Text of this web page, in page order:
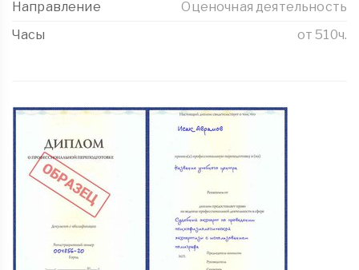
Направление
Оценочная деятельность
Часы
от 510ч.